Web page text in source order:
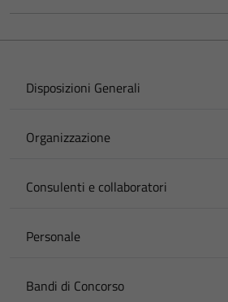
Disposizioni Generali
Organizzazione
Consulenti e collaboratori
Personale
Bandi di Concorso